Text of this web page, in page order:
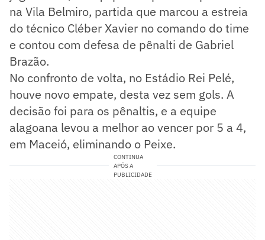
na Vila Belmiro, partida que marcou a estreia
do técnico Cléber Xavier no comando do time
e contou com defesa de pênalti de Gabriel
Brazão.
No confronto de volta, no Estádio Rei Pelé,
houve novo empate, desta vez sem gols. A
decisão foi para os pênaltis, e a equipe
alagoana levou a melhor ao vencer por 5 a 4,
em Maceió, eliminando o Peixe.
CONTINUA
APÓS A
PUBLICIDADE